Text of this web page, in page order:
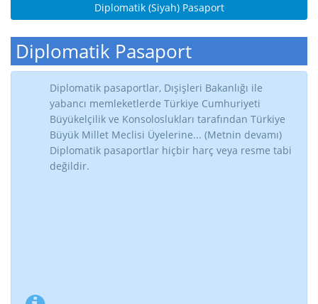
Diplomatik (Siyah) Pasaport
Diplomatik Pasaport
Diplomatik pasaportlar, Dışişleri Bakanlığı ile
yabancı memleketlerde Türkiye Cumhuriyeti
Büyükelçilik ve Konsoloslukları tarafından Türkiye
Büyük Millet Meclisi Üyelerine... (Metnin devamı)
Diplomatik pasaportlar hiçbir harç veya resme tabi
değildir.